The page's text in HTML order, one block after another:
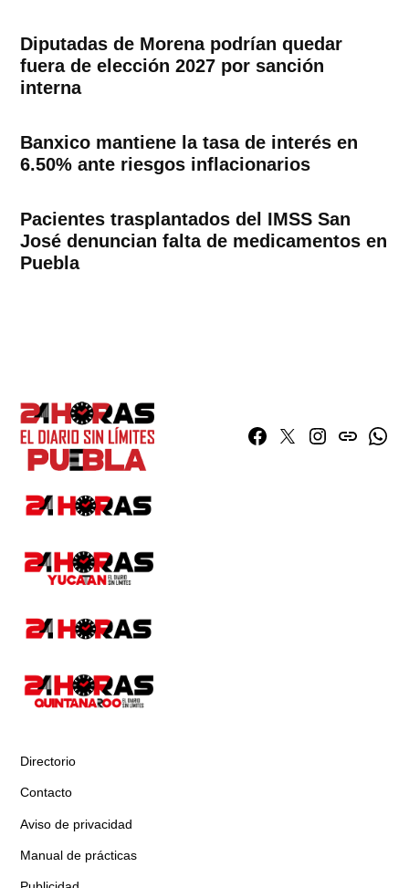
Diputadas de Morena podrían quedar
fuera de elección 2027 por sanción
interna
Banxico mantiene la tasa de interés en
6.50% ante riesgos inflacionarios
Pacientes trasplantados del IMSS San
José denuncian falta de medicamentos en
Puebla
Facebook
TwitterInstagram
issuu
Directorio
Contacto
Aviso de privacidad
Manual de prácticas